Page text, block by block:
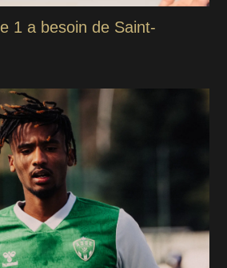
1 a besoin de Saint-